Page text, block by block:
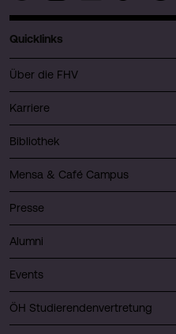
Quicklinks
Über die FHV
Karriere
Bibliothek
Mensa & Café Campus
Presse
Alumni
Events
ÖH Studierendenvertretung